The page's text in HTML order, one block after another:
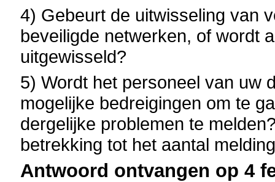
4) Gebeurt de uitwisseling van
beveiligde netwerken, of wordt
uitgewisseld?
5) Wordt het personeel van uw
mogelijke bedreigingen om te
dergelijke problemen te
betrekking tot het aantal
Antwoord ontvangen op 4